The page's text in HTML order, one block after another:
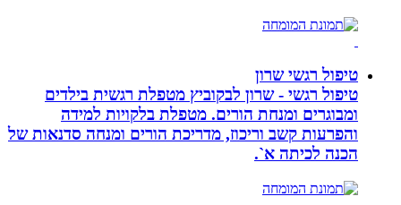
טיפול רגשי שרון
טיפול רגשי - שרון לבקוביץ מטפלת רגשית בילדים
ומבוגרים ומנחת הורים. מטפלת בלקויות למידה
והפרעות קשב וריכוז, מדריכת הורים ומנחה סדנאות של
הכנה לכיתה א`.